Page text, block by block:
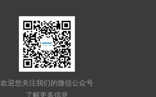
欢迎您关注我们的微信公众号
了解更多信息